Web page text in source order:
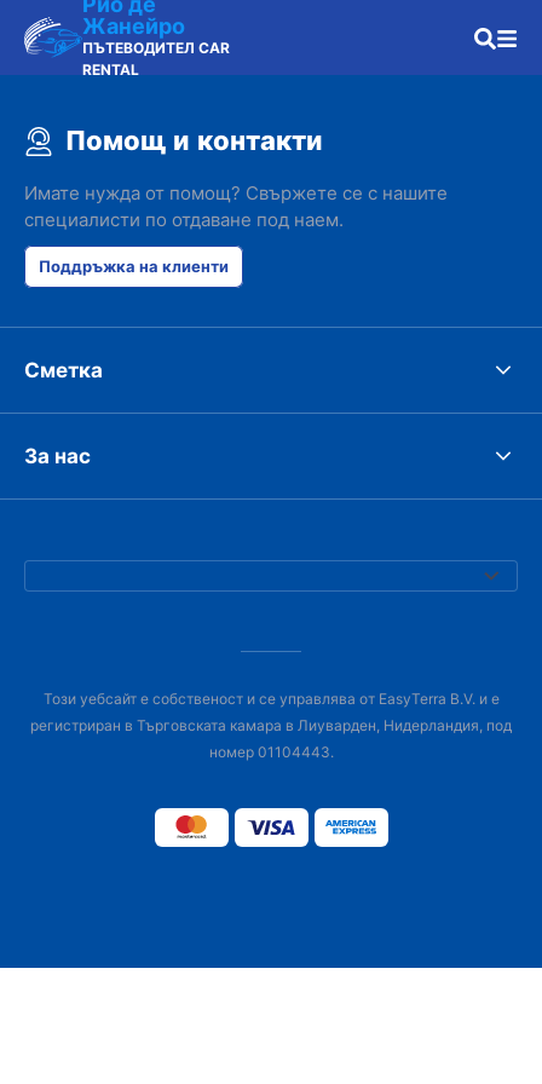
Жанейро
ПЪТЕВОДИТЕЛ CAR
RENTAL
Помощ и контакти
Имате нужда от помощ? Свържете се с нашите
специалисти по отдаване под наем.
Поддръжка на клиенти
Сметка
За нас
Този уебсайт е собственост и се управлява от EasyTerra B.V. и е
регистриран в Търговската камара в Лиуварден, Нидерландия, под
номер 01104443.